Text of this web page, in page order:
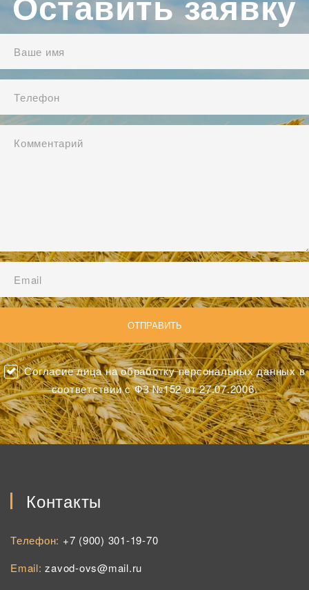
Согласие лица на обработку персональных данных в
соответствии с ФЗ №152 от 27.07.2006.
Контакты
Телефон: +7 (900) 301-19-70
Email:zavod-ovs@mail.ru